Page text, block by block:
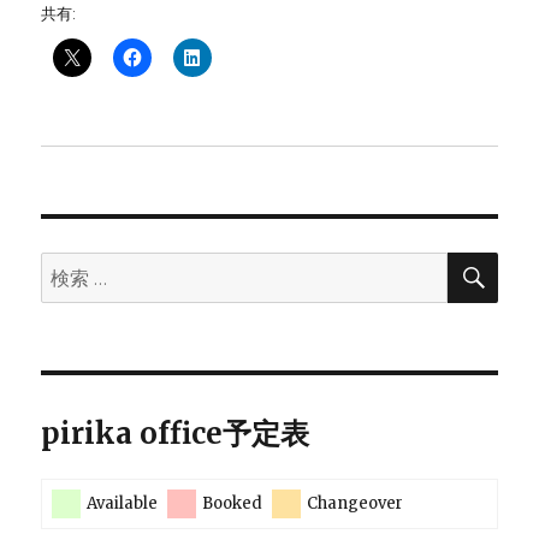
共有:
検
索:
検
pirika office予定表
Available Booked Changeover